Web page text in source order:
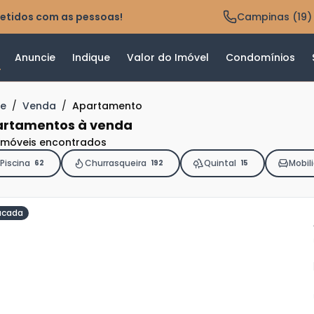
com as pessoas! Campinas
Anuncie Indique Valor do Imóvel Condomínios
/ Venda / Apartamento
à venda
encontrados
Piscina 62 Churrasqueira 192 Quintal 15